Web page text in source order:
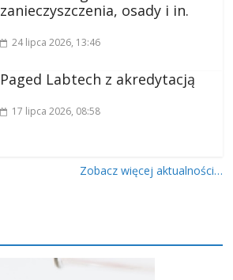
zanieczyszczenia, osady i in.
24 lipca 2026, 13:46
Paged Labtech z akredytacją
17 lipca 2026, 08:58
Zobacz więcej aktualności…